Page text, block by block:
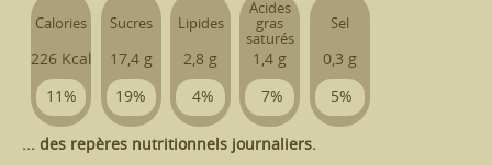
Calories
226 Kcal
11%
Sucres
17,4 g
19%
Lipides
2,8 g
4%
Acides
gras
saturés
1,4 g
7%
Sel
0,3 g
5%
... des repères nutritionnels journaliers.